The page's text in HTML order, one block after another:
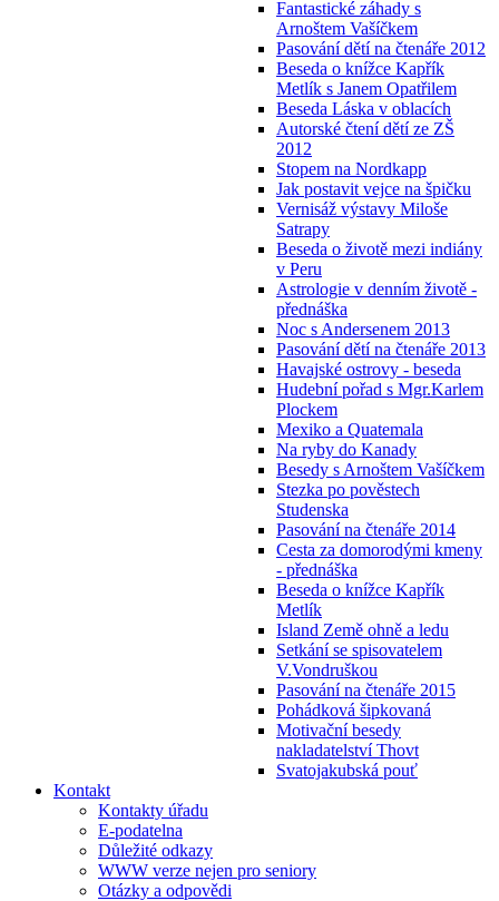
Fantastické záhady s
Arnoštem Vašíčkem
Pasování dětí na čtenáře 2012
Beseda o knížce Kapřík
Metlík s Janem Opatřilem
Beseda Láska v oblacích
Autorské čtení dětí ze ZŠ
2012
Stopem na Nordkapp
Jak postavit vejce na špičku
Vernisáž výstavy Miloše
Satrapy
Beseda o životě mezi indiány
v Peru
Astrologie v denním životě -
přednáška
Noc s Andersenem 2013
Pasování dětí na čtenáře 2013
Havajské ostrovy - beseda
Hudební pořad s Mgr.Karlem
Plockem
Mexiko a Quatemala
Na ryby do Kanady
Besedy s Arnoštem Vašíčkem
Stezka po pověstech
Studenska
Pasování na čtenáře 2014
Cesta za domorodými kmeny
- přednáška
Beseda o knížce Kapřík
Metlík
Island Země ohně a ledu
Setkání se spisovatelem
V.Vondruškou
Pasování na čtenáře 2015
Pohádková šipkovaná
Motivační besedy
nakladatelství Thovt
Svatojakubská pouť
Kontakt
Kontakty úřadu
E-podatelna
Důležité odkazy
WWW verze nejen pro seniory
Otázky a odpovědi